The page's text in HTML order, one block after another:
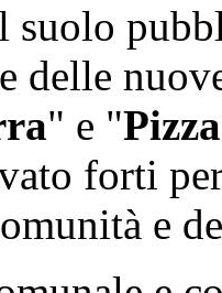
suolo
delle
" e "
forti
e